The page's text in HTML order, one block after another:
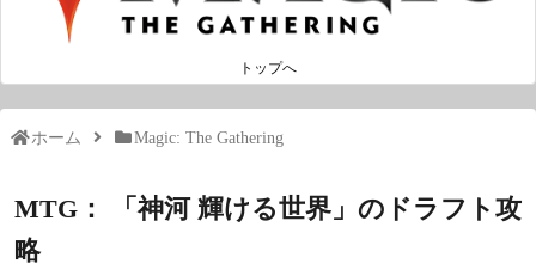
トップへ
ホーム Magic: The Gathering
MTG： 「神河 輝ける世界」のドラフト攻
略